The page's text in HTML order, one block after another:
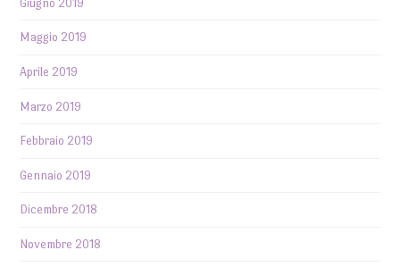
Giugno 2019
Maggio 2019
Aprile 2019
Marzo 2019
Febbraio 2019
Gennaio 2019
Dicembre 2018
Novembre 2018